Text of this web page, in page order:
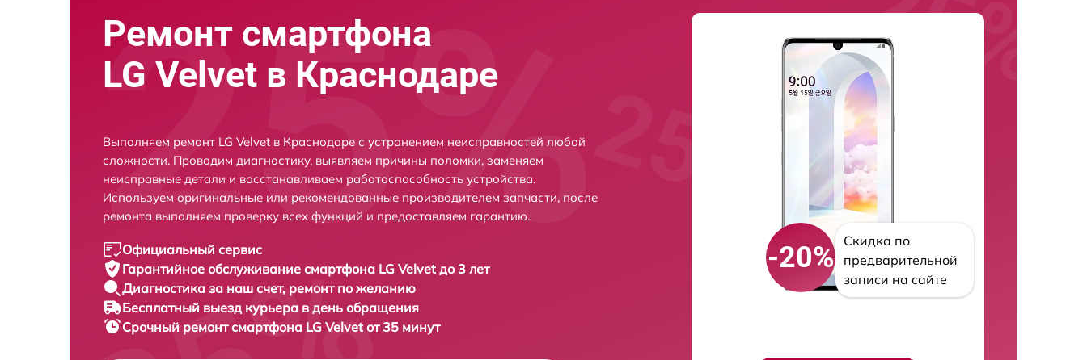
Ремонт смартфона
LG Velvet в Краснодаре
Выполняем ремонт LG Velvet в Краснодаре с устранением неисправностей любой
сложности. Проводим диагностику, выявляем причины поломки, заменяем
неисправные детали и восстанавливаем работоспособность устройства.
Используем оригинальные или рекомендованные производителем запчасти, после
ремонта выполняем проверку всех функций и предоставляем гарантию.
Официальный сервис
Гарантийное обслуживание смартфона LG Velvet до 3 лет
Диагностика за наш счет, ремонт по желанию
Бесплатный выезд курьера в день обращения
Срочный ремонтсмартфона LG Velvet от 35 минут
-20%
Скидка по
предварительной
записи на сайте